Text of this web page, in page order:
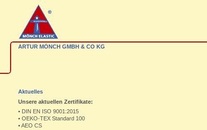
ARTUR MÖNCH GMBH & CO KG
Aktuelles
Unsere aktuellen Zertifikate:
• DIN EN ISO 9001:2015
• OEKO-TEX Standard 100
• AEO CS